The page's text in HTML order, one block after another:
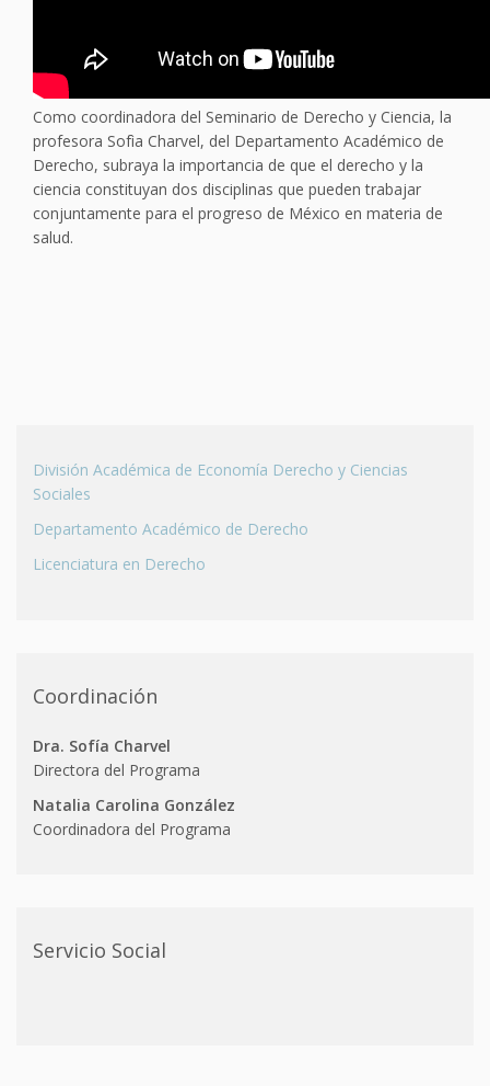
Como coordinadora del Seminario de Derecho y Ciencia, la
profesora Sofìa Charvel, del Departamento Académico de
Derecho, subraya la importancia de que el derecho y la
ciencia constituyan dos disciplinas que pueden trabajar
conjuntamente para el progreso de México en materia de
salud.
División Académica de Economía Derecho y Ciencias
Sociales
Departamento Académico de Derecho
Licenciatura en Derecho
Coordinación
Dra. Sofía Charvel
Directora del Programa
Natalia Carolina González
Coordinadora del Programa
Servicio Social